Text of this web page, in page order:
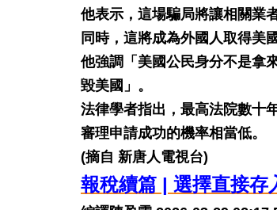
他表示，這場騙局將讓相關業
同時，這將成為外國人取得美
他強調「美國公民身分不是拿
毀美國」。
法律學者指出，最高法院數十
審理申請成功的機率相當低。
(摘自 新唐人電視台)
報稅續篇 | 選擇直接存